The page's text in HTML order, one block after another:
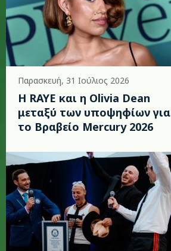
Παρασκευή, 31 Ιούλιος 2026
Η RAYE και η Olivia Dean
μεταξύ των υποψηφίων για
το Βραβείο Mercury 2026